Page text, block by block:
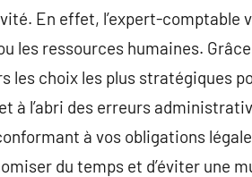
En effet, l’expert-comptable
les ressources humaines.
choix les plus stratégiques
à l’abri des erreurs
à vos obligations
du temps et d’éviter une